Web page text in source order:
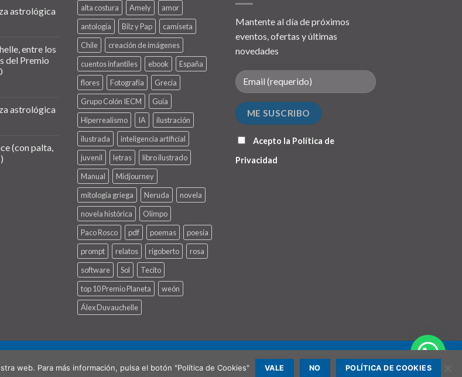
astrológica
entre los
del Premio
astrológica
(con palta,
alta costura Amely
amor
antología
Bilz y Pap
camiseta
Chile
creación de imágenes
cuentos infantiles
ebook
España
flores
Fotografía
Grecia
Grupo Colón IECM
Guía
Hiperrealismo
IA
ilustración
ilustrada
inteligencia artificial
juvenil
letras
libro ilustrado
Manual
Midjourney
mitología griega
Neruda
novela
novela histórica
Olimpo
Paco Rosco
pdf poemas
poesía
prompt
relatos rigoberto
rosa
software
Sol
Tecito
top 10 Premio Planeta
weón
Álex Duvauchelle
Mantente al día de próximos
eventos, ofertas y últimas
novedades
Acepto la Política de
Privacidad
web. Para más información, pulsa el botón "Política de Cookies" VALE NO POLÍTICA DE COOKIES